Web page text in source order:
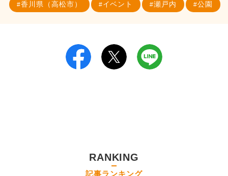
香川県（高松市） イベント 瀬戸内 公園
RANKING
記事ランキング